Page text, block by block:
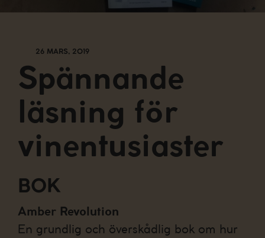
26 MARS, 2019
Spännande
läsning för
vinentusiaster
BOK
Amber Revolution
En grundlig och överskådlig bok om hur